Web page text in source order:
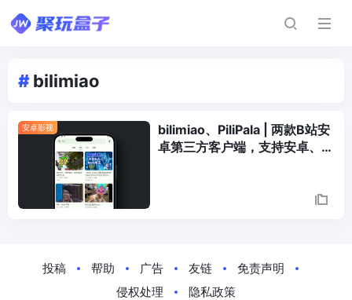
#bilimiao
安卓影视
bilimiao、PiliPala | 两款B站安
卓第三方客户端，支持安卓、
Navigation
投稿 帮助 广告 友链
免责声明
侵权处理
隐私政策